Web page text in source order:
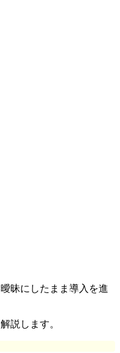
昧にしたまま導入を進
説します。